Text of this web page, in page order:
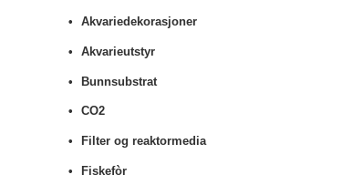
Akvariedekorasjoner
Akvarieutstyr
Bunnsubstrat
CO2
Filter og reaktormedia
Fiskefòr